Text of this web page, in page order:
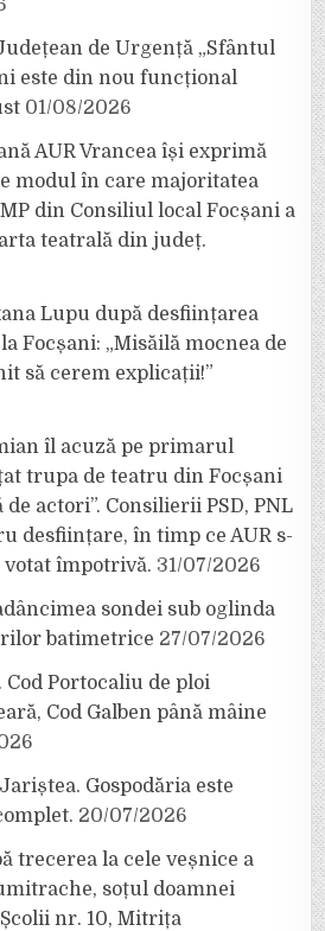
de Urgență „Sfântul
este din nou funcțional
01/08/2026
AUR Vrancea își exprimă
modul în care majoritatea
din Consiliul local Focșani a
teatrală din județ.
Lupu după desființarea
Focșani: „Misăilă mocnea de
să cerem explicații!”
îl acuză pe primarul
trupa de teatru din Focșani
actori”. Consilierii PSD, PNL
desființare, în timp ce AUR s-
votat împotrivă. 31/07/2026
sondei sub oglinda
batimetrice 27/07/2026
Cod Portocaliu de ploi
Cod Galben până mâine
Gospodăria este
20/07/2026
trecerea la cele veșnice a
soțul doamnei
nr. 10, Mitrița